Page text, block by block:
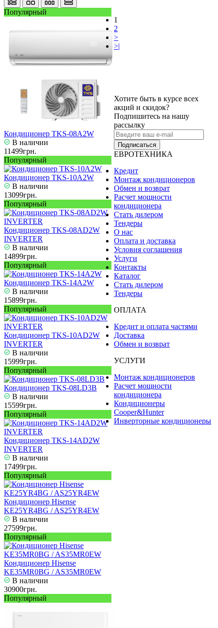
Популярный
Кондиционер TKS-08A2W
В наличии
11499грн.
Популярный
Кондиционер TKS-10A2W
В наличии
13099грн.
Популярный
Кондиционер TKS-08AD2W
INVERTER
В наличии
14899грн.
Популярный
Кондиционер TKS-14A2W
В наличии
15899грн.
Популярный
Кондиционер TKS-10AD2W
INVERTER
В наличии
15999грн.
Популярный
Кондиционер TKS-08LD3B
В наличии
15599грн.
Популярный
Кондиционер TKS-14AD2W
INVERTER
В наличии
17499грн.
Популярный
Кондиционер Hisense
KE25YR4BG / AS25YR4EW
В наличии
27599грн.
Популярный
Кондиционер Hisense
KE35MR0BG / AS35MR0EW
В наличии
30900грн.
Популярный
1
2
>
>|
Хотите быть в курсе всех
акций и скидок?
Подпишитесь на нашу
рассылку
Подписаться
ЕВРОТЕХНИКА
Кредит
Монтаж кондиционеров
Обмен и возврат
Расчет мощности
кондиционера
Стать дилером
Тендеры
О нас
Оплата и доставка
Условия соглашения
Услуги
Контакты
Каталог
Стать дилером
Тендеры
ОПЛАТА
Кредит и оплата частями
Доставка
Обмен и возврат
УСЛУГИ
Монтаж кондиционеров
Расчет мощности
кондиционера
Кондиционеры
Cooper&Hunter
Инверторные кондиционеры